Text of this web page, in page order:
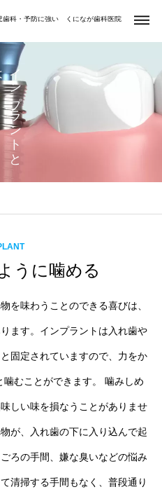
歯科・予防に強い くになが歯科医院
歯周治
イ
ン
プ
ラ
ン
ト
と
うに噛める
を味わうことのできる喜びは、
ます。インプラントは入れ歯や
固定されていますので、力をか
むことができます。 噛みしめ
しい味を損なうことがありませ
が、入れ歯の下に入り込んで起
ろの手間、嫌な臭いなどの悩み
清掃する手間もなく、普段通り